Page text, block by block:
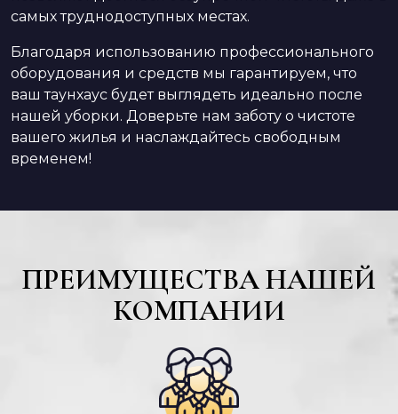
самых труднодоступных местах.
Благодаря использованию профессионального
оборудования и средств мы гарантируем, что
ваш таунхаус будет выглядеть идеально после
нашей уборки. Доверьте нам заботу о чистоте
вашего жилья и наслаждайтесь свободным
временем!
ПРЕИМУЩЕСТВА НАШЕЙ
КОМПАНИИ